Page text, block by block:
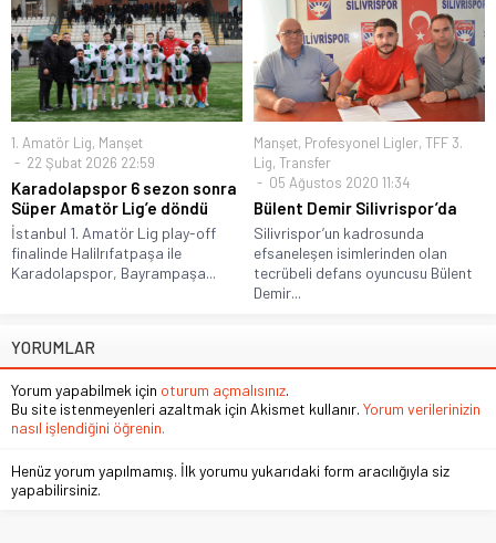
1. Amatör Lig, Manşet
22 Şubat 2026 22:59
Karadolapspor 6 sezon sonra
Süper Amatör Lig’e döndü
İstanbul 1. Amatör Lig play-off
finalinde Halilrıfatpaşa ile
Karadolapspor, Bayrampaşa...
Manşet, Profesyonel Ligler, TFF 3.
Lig, Transfer
05 Ağustos 2020 11:34
Bülent Demir Silivrispor’da
Silivrispor’un kadrosunda
efsaneleşen isimlerinden olan
tecrübeli defans oyuncusu Bülent
Demir...
YORUMLAR
Yorum yapabilmek için oturum açmalısınız.
Bu site istenmeyenleri azaltmak için Akismet kullanır. Yorum verilerinizin
nasıl işlendiğini öğrenin.
Henüz yorum yapılmamış. İlk yorumu yukarıdaki form aracılığıyla siz
yapabilirsiniz.